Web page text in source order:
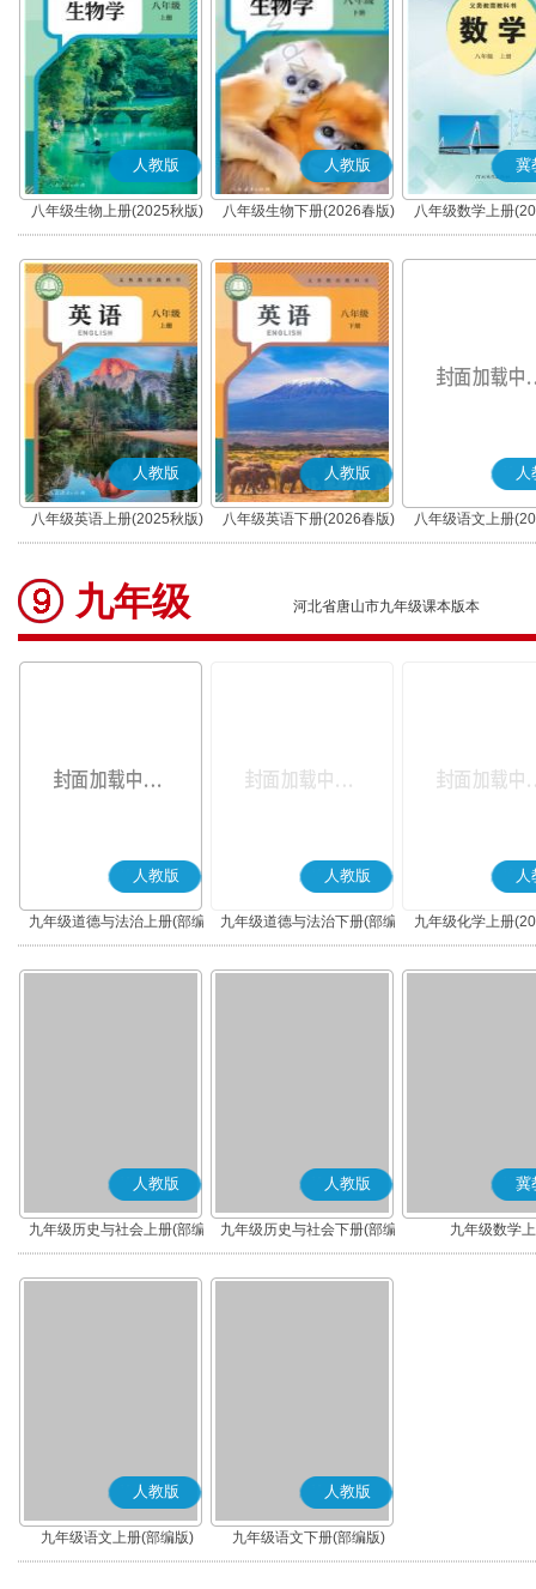
人教版
八年级生物上册(2025秋版)
人教版
八年级生物下册(2026春版)
冀
八年级数学上册
人教版
八年级英语上册(2025秋版)
人教版
八年级英语下册(2026春版)
人
八年级语文上册
(部编版)
九年级 河北省唐山市九年级课本版本
人教版
九年级道德与法治上册(部编
版)
人教版
九年级道德与法治下册(部编
版)
人
九年级化学上册
人教版
九年级历史与社会上册(部编
版)
人教版
九年级历史与社会下册(部编
版)
冀
九年级数学
人教版
九年级语文上册(部编版)
人教版
九年级语文下册(部编版)